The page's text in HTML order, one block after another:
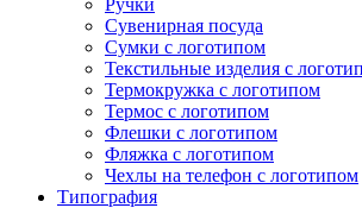
Ручки
Сувенирная посуда
Сумки с логотипом
Текстильные изделия с
Термокружка с логотипом
Термос с логотипом
Флешки с логотипом
Фляжка с логотипом
Чехлы на телефон с логотипом
Типография